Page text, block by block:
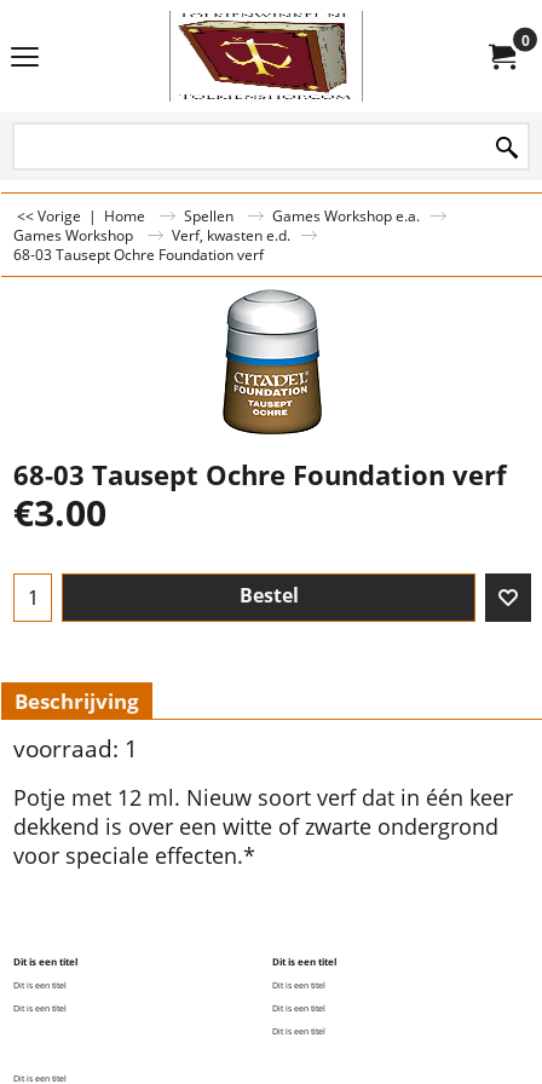
0
<< Vorige | Home Spellen
Games Workshop e.a.
Games Workshop
Verf, kwasten e.d.
68-03 Tausept Ochre Foundation verf
68-03 Tausept Ochre Foundation verf
€3.00
Bestel
Beschrijving
voorraad: 1
Potje met 12 ml. Nieuw soort verf dat in één keer
dekkend is over een witte of zwarte ondergrond
voor speciale effecten.*
Dit is een titel
Dit is een titel
Dit is een titel
Dit is een titel
Dit is een titel
Dit is een titel
Dit is een titel
Dit is een titel